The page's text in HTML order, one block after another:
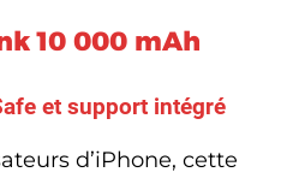
10 000 mAh
et support intégré
d’iPhone, cette